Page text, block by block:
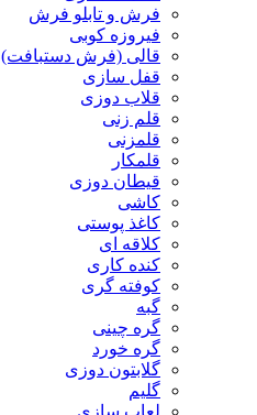
فرش و تابلو فرش
فیروزه کوبی
قالی (فرش دستبافت)
قفل سازی
قلاب دوزی
قلم زنی
قلمزنی
قلمکار
قیطان دوزی
کاشی
کاغذ پوستی
کلاقه ای
کنده کاری
کوفته گری
گبه
گره چینی
گره خورد
گلابتون دوزی
گلیم